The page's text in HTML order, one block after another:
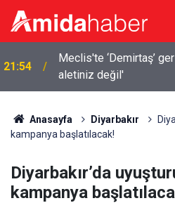
21:54
Meclis'te ‘Demirtaş’
aletiniz değil'
21:18
Elazığ’da 14 bin 894
edildi
Anasayfa Diyarbakır
kampanya başlatılacak!
Diyarbakır’da
kampanya